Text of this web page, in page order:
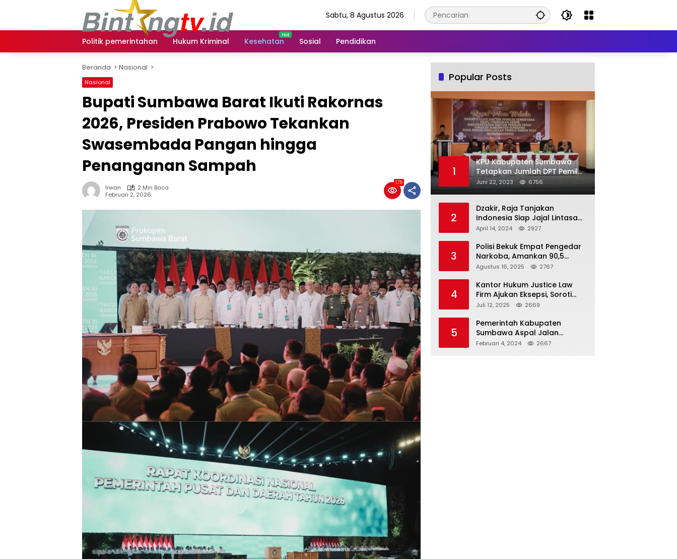
Sabtu, 8 Agustus 2026
Politik pemerintahan Hukum Kriminal Kesehatan Sosial Pendidikan
Beranda Nasional
Nasional
Bupati Sumbawa Barat Ikuti Rakornas
2026, Presiden Prabowo Tekankan
Swasembada Pangan hingga
Penanganan Sampah
Irwan
2 Min Baca
Februari 2, 2026
175
Popular Posts
1
KPU Kabupaten Sumbawa
Tetapkan Jumlah DPT Pemilu
2024 Sebanyak 367.987
Pemilih
Juni 22, 2023 6756
2
Dzakir, Raja Tanjakan
Indonesia Siap Jajal Lintasan
Seloto Bersama DR Zul,
April 14, 2024 2927
3
Polisi Bekuk Empat Pengedar
Narkoba, Amankan 90,5
Gram Sabu dari Dalam Mobil
Agustus 16, 2025 2767
4
Kantor Hukum Justice Law
Firm Ajukan Eksepsi, Soroti
Peran BNI dalam Kasus KUR
Juli 12, 2025 2669
5
Pemerintah Kabupaten
Sumbawa Aspal Jalan
Simpang Sebasang-Batu
Februari 4, 2024 2667